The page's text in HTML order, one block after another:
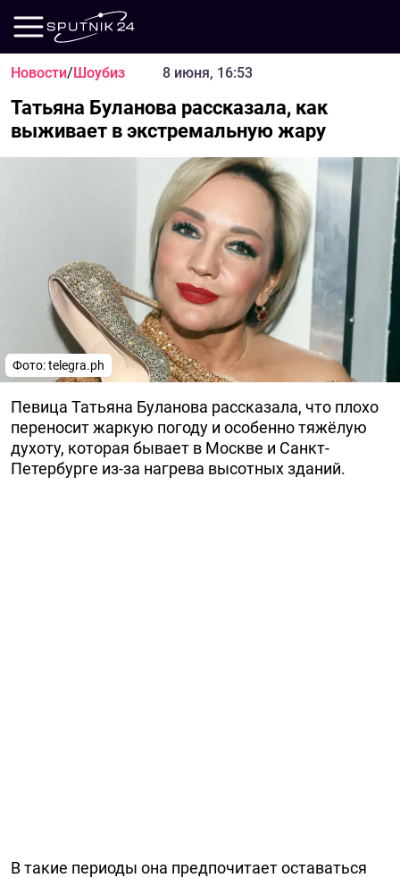
Новости/Шоубиз 8 июня, 16:53
Татьяна Буланова рассказала, как
выживает в экстремальную жару
Фото: telegra.ph
Певица Татьяна Буланова рассказала, что плохо
переносит жаркую погоду и особенно тяжёлую
духоту, которая бывает в Москве и Санкт-
Петербурге из-за нагрева высотных зданий.
В такие периоды она предпочитает оставаться